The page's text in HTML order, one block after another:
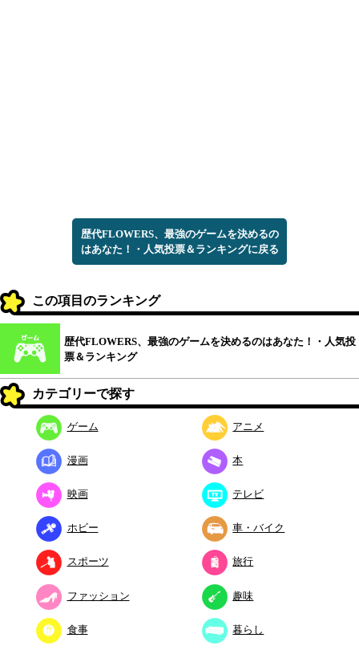
歴代FLOWERS、最強のゲームを決めるの
はあなた！・人気投票＆ランキングに戻る
この項目のランキング
歴代FLOWERS、最強のゲームを決めるのはあなた！・人気投
票＆ランキング
カテゴリーで探す
ゲーム アニメ
漫画 本
映画 テレビ
ホビー 車・バイク
スポーツ 旅行
ファッション 趣味
食事 暮らし